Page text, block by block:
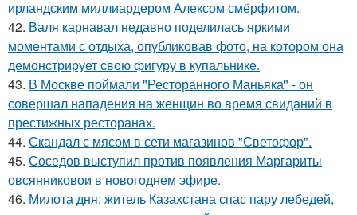
ирландским миллиардером Алексом смёрфитом.
42. Валя карнавал недавно поделилась яркими
моментами с отдыха, опубликовав фото, на котором она
демонстрирует свою фигуру в купальнике.
43. В Москве поймали "Ресторанного Маньяка" - он
совершал нападения на женщин во время свиданий в
престижных ресторанах.
44. Скандал с мясом в сети магазинов "Светофор".
45. Соседов выступил против появления Маргариты
овсянниковои в новогоднем эфире.
46. Милота дня: житель Казахстана спас пару лебедей,